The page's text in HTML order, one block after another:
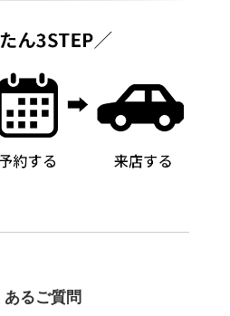
あるご質問